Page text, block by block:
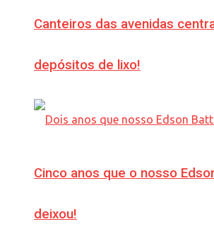
Canteiros das avenidas
depósitos de lixo!
Cinco anos que o nosso
deixou!